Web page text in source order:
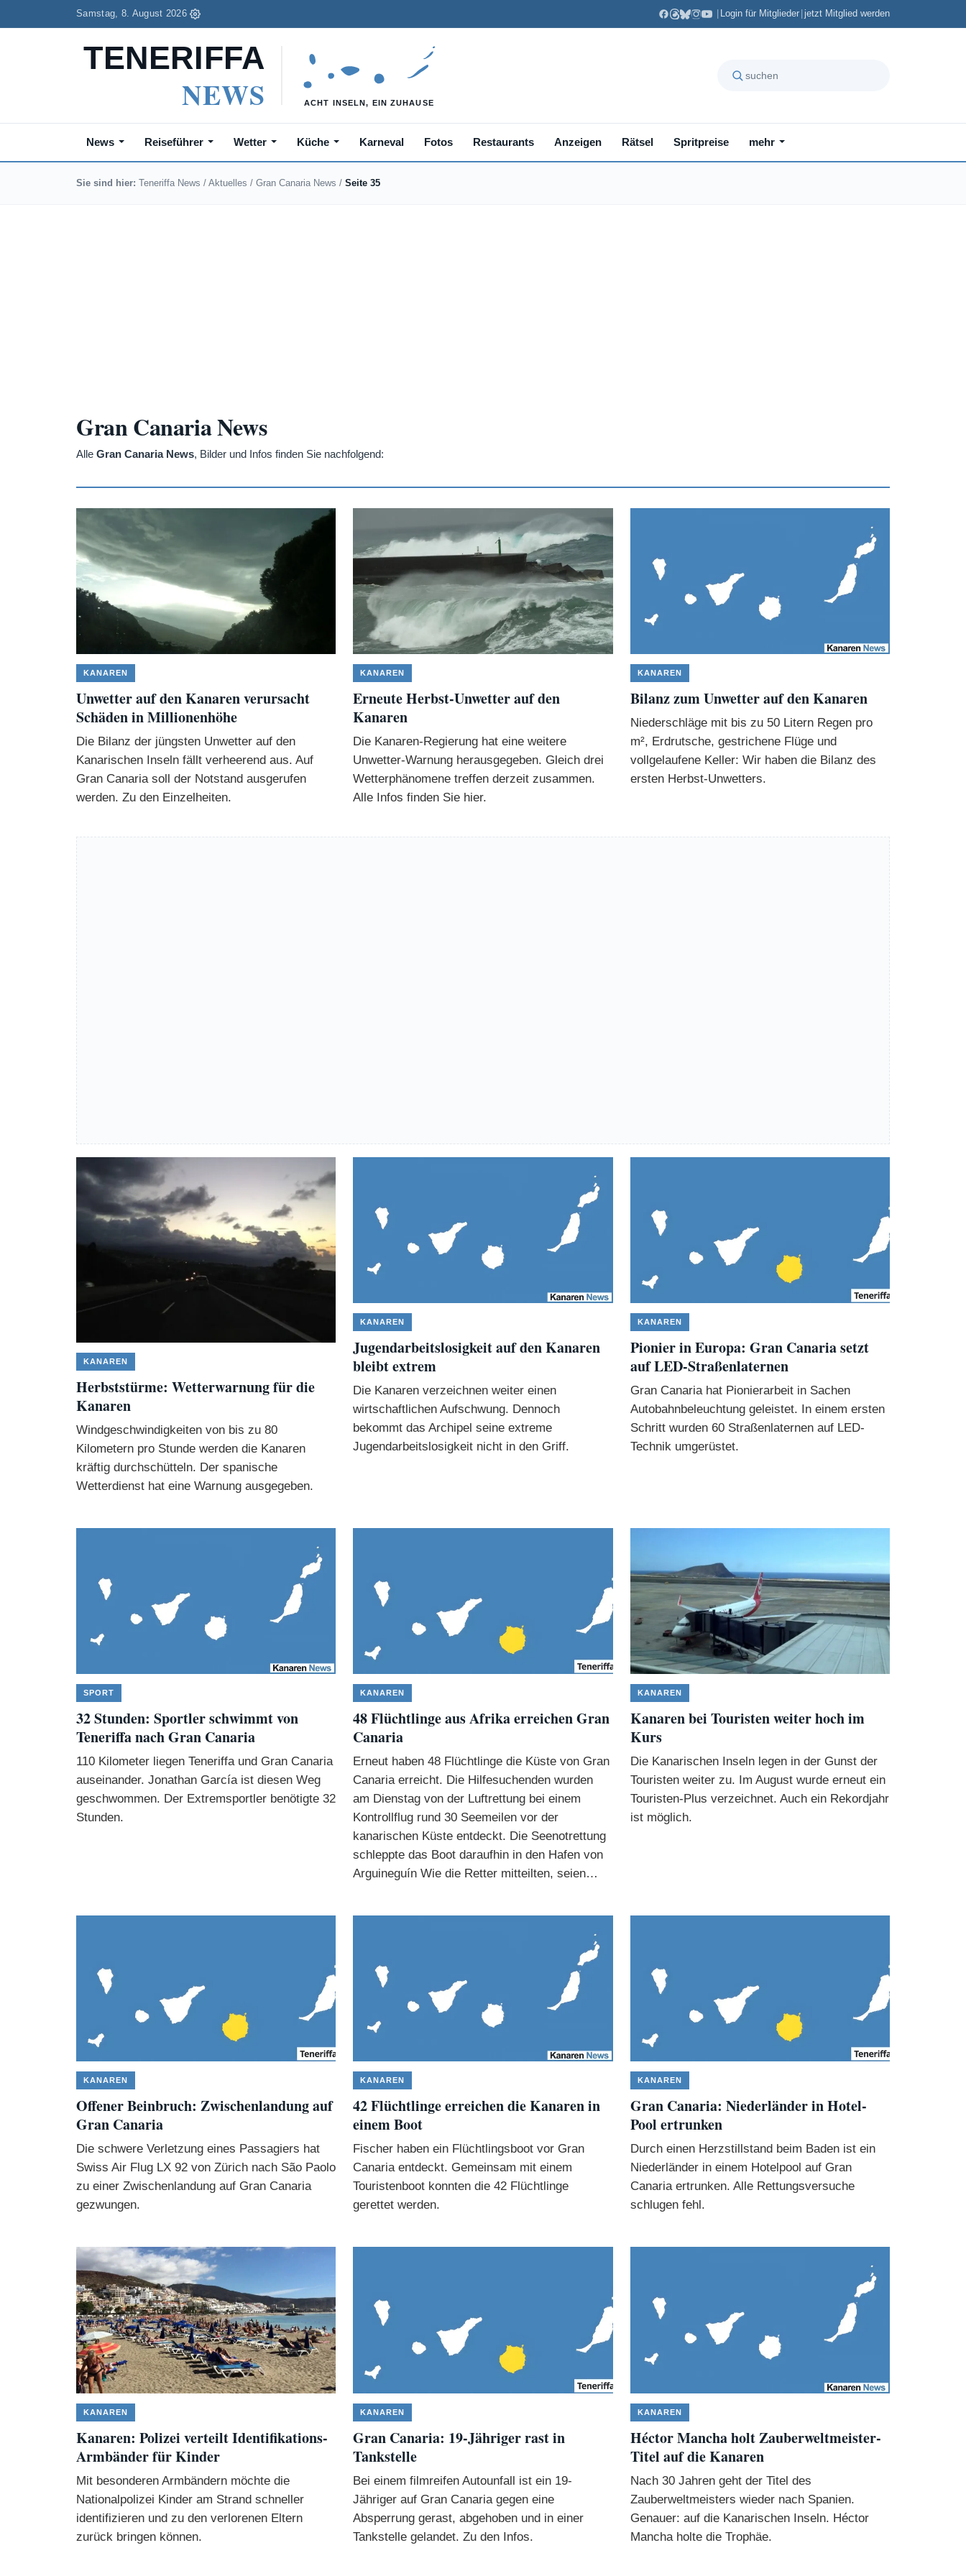
Samstag, 8. August 2026 Login für Mitglieder jetzt Mitglied werden
News Reiseführer Wetter Küche Karneval Fotos Restaurants Anzeigen Rätsel Spritpreise mehr
Sie sind hier: Teneriffa News / Aktuelles / Gran Canaria News / Seite 35
Gran Canaria News
Alle Gran Canaria News, Bilder und Infos finden Sie nachfolgend:
KANAREN
Unwetter auf den Kanaren verursacht
Schäden in Millionenhöhe
Die Bilanz der jüngsten Unwetter auf den
Kanarischen Inseln fällt verheerend aus. Auf
Gran Canaria soll der Notstand ausgerufen
werden. Zu den Einzelheiten.
KANAREN
Erneute Herbst-Unwetter auf den
Kanaren
Die Kanaren-Regierung hat eine weitere
Unwetter-Warnung herausgegeben. Gleich drei
Wetterphänomene treffen derzeit zusammen.
Alle Infos finden Sie hier.
KANAREN
Bilanz zum Unwetter auf den Kanaren
Niederschläge mit bis zu 50 Litern Regen pro
m², Erdrutsche, gestrichene Flüge und
vollgelaufene Keller: Wir haben die Bilanz des
ersten Herbst-Unwetters.
KANAREN
Herbststürme: Wetterwarnung für die
Kanaren
Windgeschwindigkeiten von bis zu 80
Kilometern pro Stunde werden die Kanaren
kräftig durchschütteln. Der spanische
Wetterdienst hat eine Warnung ausgegeben.
KANAREN
Jugendarbeitslosigkeit auf den Kanaren
bleibt extrem
Die Kanaren verzeichnen weiter einen
wirtschaftlichen Aufschwung. Dennoch
bekommt das Archipel seine extreme
Jugendarbeitslosigkeit nicht in den Griff.
KANAREN
Pionier in Europa: Gran Canaria setzt
auf LED-Straßenlaternen
Gran Canaria hat Pionierarbeit in Sachen
Autobahnbeleuchtung geleistet. In einem ersten
Schritt wurden 60 Straßenlaternen auf LED-
Technik umgerüstet.
SPORT
32 Stunden: Sportler schwimmt von
Teneriffa nach Gran Canaria
110 Kilometer liegen Teneriffa und Gran Canaria
auseinander. Jonathan García ist diesen Weg
geschwommen. Der Extremsportler benötigte 32
Stunden.
KANAREN
48 Flüchtlinge aus Afrika erreichen Gran
Canaria
Erneut haben 48 Flüchtlinge die Küste von Gran
Canaria erreicht. Die Hilfesuchenden wurden
am Dienstag von der Luftrettung bei einem
Kontrollflug rund 30 Seemeilen vor der
kanarischen Küste entdeckt. Die Seenotrettung
schleppte das Boot daraufhin in den Hafen von
Arguineguín Wie die Retter mitteilten, seien…
KANAREN
Kanaren bei Touristen weiter hoch im
Kurs
Die Kanarischen Inseln legen in der Gunst der
Touristen weiter zu. Im August wurde erneut ein
Touristen-Plus verzeichnet. Auch ein Rekordjahr
ist möglich.
KANAREN
Offener Beinbruch: Zwischenlandung auf
Gran Canaria
Die schwere Verletzung eines Passagiers hat
Swiss Air Flug LX 92 von Zürich nach São Paolo
zu einer Zwischenlandung auf Gran Canaria
gezwungen.
KANAREN
42 Flüchtlinge erreichen die Kanaren in
einem Boot
Fischer haben ein Flüchtlingsboot vor Gran
Canaria entdeckt. Gemeinsam mit einem
Touristenboot konnten die 42 Flüchtlinge
gerettet werden.
KANAREN
Gran Canaria: Niederländer in Hotel-
Pool ertrunken
Durch einen Herzstillstand beim Baden ist ein
Niederländer in einem Hotelpool auf Gran
Canaria ertrunken. Alle Rettungsversuche
schlugen fehl.
KANAREN
Kanaren: Polizei verteilt Identifikations-
Armbänder für Kinder
Mit besonderen Armbändern möchte die
Nationalpolizei Kinder am Strand schneller
identifizieren und zu den verlorenen Eltern
zurück bringen können.
KANAREN
Gran Canaria: 19-Jähriger rast in
Tankstelle
Bei einem filmreifen Autounfall ist ein 19-
Jähriger auf Gran Canaria gegen eine
Absperrung gerast, abgehoben und in einer
Tankstelle gelandet. Zu den Infos.
KANAREN
Héctor Mancha holt Zauberweltmeister-
Titel auf die Kanaren
Nach 30 Jahren geht der Titel des
Zauberweltmeisters wieder nach Spanien.
Genauer: auf die Kanarischen Inseln. Héctor
Mancha holte die Trophäe.